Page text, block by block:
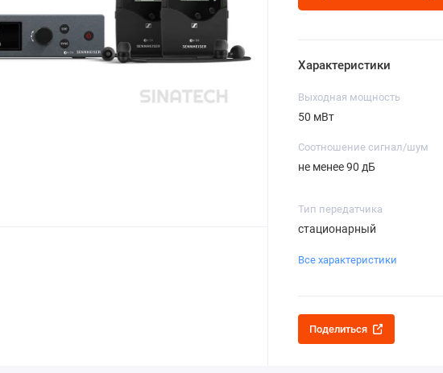
Характеристики
Выходная мощность
50 мВт
Соотношение сигнал/шум
не менее 90 дБ
Тип передатчика
стационарный
Все характеристики
Поделиться